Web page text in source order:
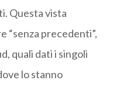
Questa vista
“senza precedenti”,
quali dati i singoli
lo stanno